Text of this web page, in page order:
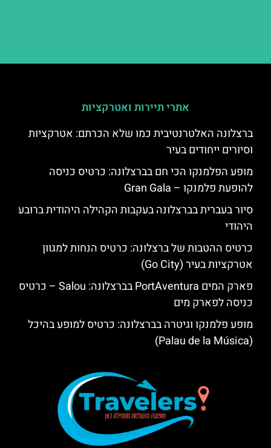
אתרי תיירות ואטרקציות
ברצלונה האלטרנטיבית כמו שלא הכרתם: אטרקציות
וסיורים ייחודים בעיר
מופע הפלמנקו הכי חם בברצלונה: כרטיס כניסה
להופעת פלמנקו – Gran Gala
סיור בעברית בברצלונה בעקבות הקהילה היהודית ברובע
היהודי
כרטיס ההטבות של ברצלונה: כרטיס הנחות למגוון
אטרקציות בעיר (Go City)
פארק המים PortAventura בברצלונה: Salou – כרטיס
כניסה לפארק מים
מופע פלמנקו וגיטרה בברצלונה: כרטיס למופע בהיכל
(Palau de la Música)